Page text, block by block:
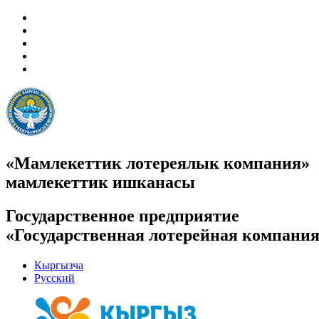
«Мамлекеттик лотереялык компания»
мамлекеттик ишканасы
Государственное предприятие
«Государственная лотерейная
Кыргызча
Русский